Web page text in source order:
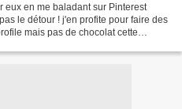
eux en me baladant sur Pinterest
le détour ! j'en profite pour faire des
mais pas de chocolat cette